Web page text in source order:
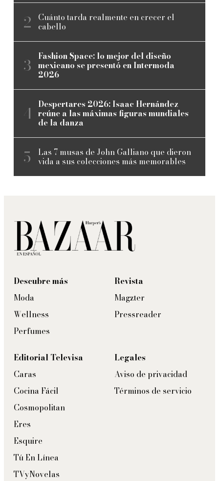
Cuánto tarda realmente en crecer el
cabello
Fashion Space: lo mejor del diseño
mexicano se presentó en Intermoda
2026
Despertares 2026: Isaac Hernández
reúne a las máximas figuras mundiales
de la danza
Las 7 musas de John Galliano que dieron
vida a sus colecciones más memorables
Descubre más
Moda
Wellness
Perfumes
Revista
Magzter
Pressreader
Editorial Televisa
Caras
Cocina Fácil
Cosmopolitan
Eres
Esquire
Tú En Línea
TVyNovelas
Legales
Aviso de privacidad
Términos de servicio